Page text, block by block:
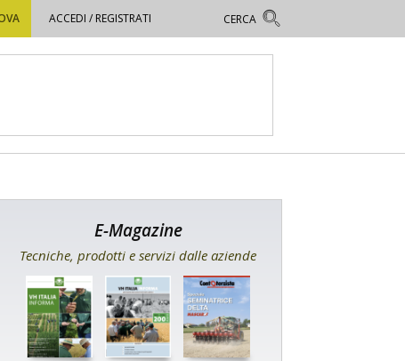
ACCEDI / REGISTRATI
E-Magazine
Tecniche, prodotti e servizi dalle aziende